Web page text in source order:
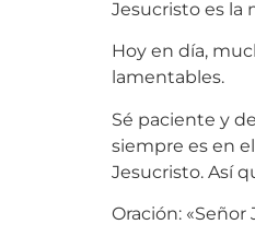
Jesucristo es la
Hoy en día,
lamentables.
Sé paciente y
siempre es en
Jesucristo. Así
Oración: